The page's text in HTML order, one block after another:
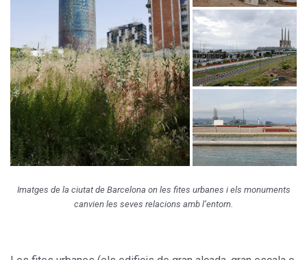
Imatges de la ciutat de Barcelona on les fites urbanes i els monuments
canvien les seves relacions amb l’entorn.